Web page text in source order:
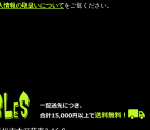
情報の取扱いについてをご覧ください。